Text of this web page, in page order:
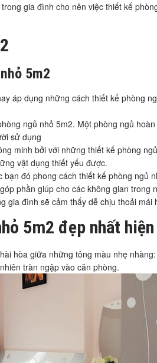
gia đình cho nên việc thiết kế
5m2
áp dụng những cách thiết kế phòng
ngủ nhỏ 5m2. Một phòng ngủ
sử dụng
minh bởi với những thiết kế phòng
vật dụng thiết yếu được.
đó phong cách thiết kế phòng ngủ
phần giúp cho các không gian trong
gia đình sẽ cảm thấy dễ chịu thoải mái
5m2 đẹp nhất hiện
hòa giữa những tông màu nhẹ
tràn ngập vào căn phòng.